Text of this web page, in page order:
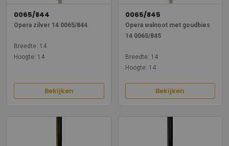
0065/844
Opera zilver 14 0065/844
Breedte: 14
Hoogte: 14
Bekijken
0065/845
Opera walnoot met goudbies
14 0065/845
Breedte: 14
Hoogte: 14
Bekijken